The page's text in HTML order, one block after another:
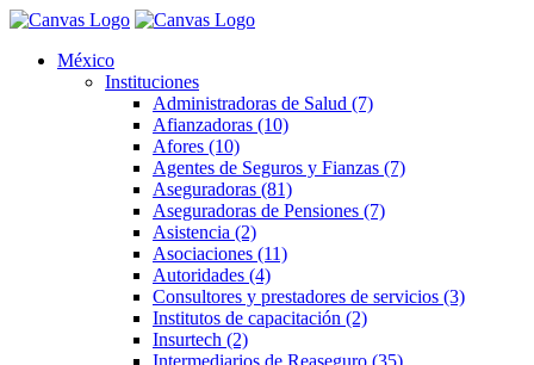
México
Instituciones
Administradoras de Salud (7)
Afianzadoras (10)
Afores (10)
Agentes de Seguros y Fianzas (7)
Aseguradoras (81)
Aseguradoras de Pensiones (7)
Asistencia (2)
Asociaciones (11)
Autoridades (4)
Consultores y prestadores de servicios (3)
Institutos de capacitación (2)
Insurtech (2)
Intermediarios de Reaseguro (35)